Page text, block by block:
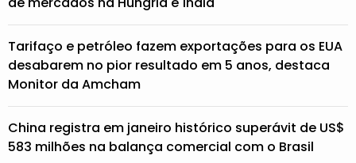
Tarifaço e petróleo fazem exportações para os EUA
desabarem no pior resultado em 5 anos, destaca
Monitor da Amcham
China registra em janeiro histórico superávit de US$
583 milhões na balança comercial com o Brasil